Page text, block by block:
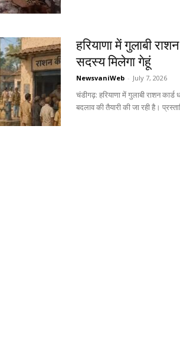
हरियाणा में गुलाबी
सदस्य मिलेगा गेहूं
NewsvaniWeb - July 7, 2026
चंडीगढ़: हरियाणा में गुलाबी राशन
बदलाव की तैयारी की जा रही है।